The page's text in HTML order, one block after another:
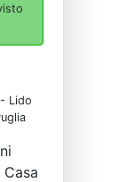
Lido